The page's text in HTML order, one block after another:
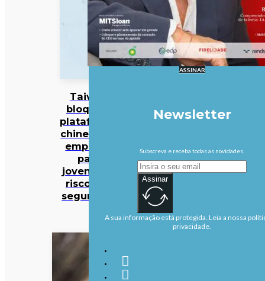
Taiwan
bloqueia
plataforma
chinesa de
emprego
para
jovens por
riscos de
segurança
ASSINAR
Newsletter
Subscreva e receba todas as novidades.
Assinar
A sua informação está protegida. Leia a nossa
privacidade.